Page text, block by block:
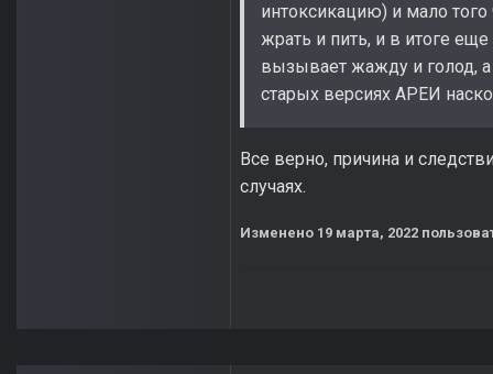
интоксикацию) и мало
жрать и пить, и в итоге
вызывает жажду и голод,
старых версиях АРЕИ
Все верно, причина и
случаях.
Изменено 19 марта, 2022